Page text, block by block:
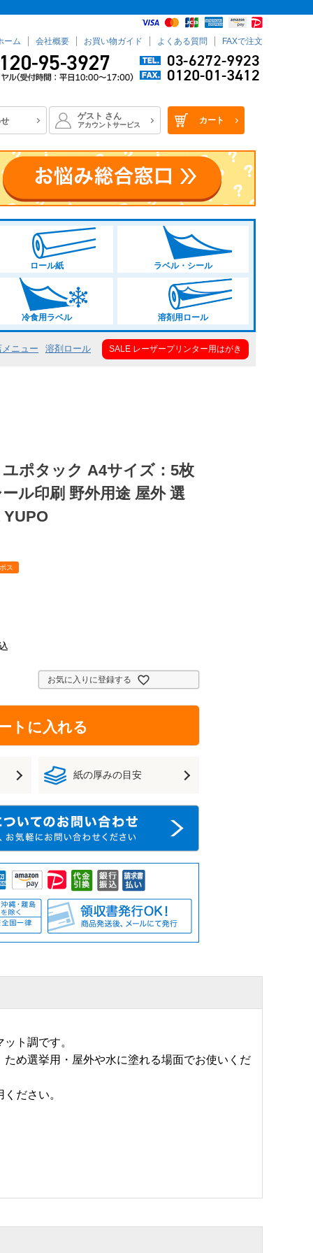
ーム 会社概要 お買い物ガイド よくある質問 FAXで注文
ゲスト さん
アカウントサービス カート
ロール紙 ラベル・シール
冷食用ラベル 溶剤用ロール
ニュー 溶剤ロール SALE レーザープリンター用はがき
ポタック A4サイズ：5枚
ル印刷 野外用途 屋外 選
YUPO
ス
お気に入りに登録する
トに入れる
紙の厚みの目安
ト調です。
め選挙用・屋外や水に塗れる場面でお使いくだ
ださい。